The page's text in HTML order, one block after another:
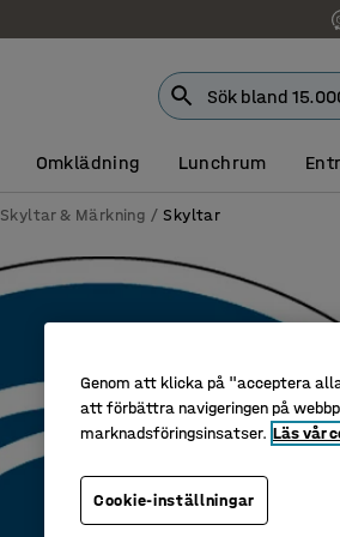
Omklädning Lunchrum
Skyltar & Märkning Skyltar
Genom att klicka på "acceptera
att förbättra navigeringen på
marknadsföringsinsatser. Läs vår
Cookie-inställningar